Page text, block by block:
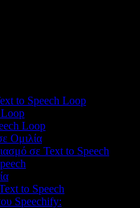
to Speech Loop
Loop
Loop
Ομιλία
σε Text to Speech
to Speech
Speechify: